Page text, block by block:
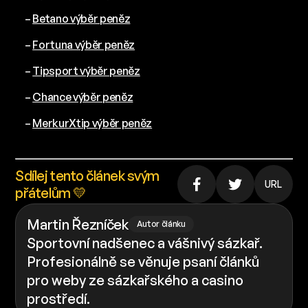
– Betano výběr peněz
– Fortuna výběr peněz
– Tipsport výběr peněz
– Chance výběr peněz
– MerkurXtip výběr peněz
Sdílej tento článek svým
přátelům 💛
URL
Martin Řezníček Autor článku
Sportovní nadšenec a vášnivý sázkař.
Profesionálně se věnuje psaní článků
pro weby ze sázkařského a casino
prostředí.